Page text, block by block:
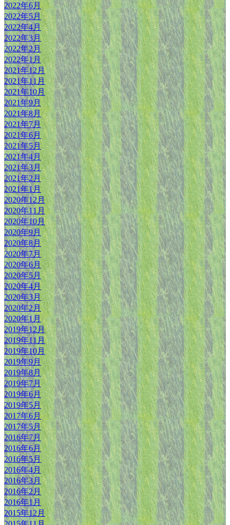
2022年6月
2022年5月
2022年4月
2022年3月
2022年2月
2022年1月
2021年12月
2021年11月
2021年10月
2021年9月
2021年8月
2021年7月
2021年6月
2021年5月
2021年4月
2021年3月
2021年2月
2021年1月
2020年12月
2020年11月
2020年10月
2020年9月
2020年8月
2020年7月
2020年6月
2020年5月
2020年4月
2020年3月
2020年2月
2020年1月
2019年12月
2019年11月
2019年10月
2019年9月
2019年8月
2019年7月
2019年6月
2019年5月
2017年6月
2017年5月
2016年7月
2016年6月
2016年5月
2016年4月
2016年3月
2016年2月
2016年1月
2015年12月